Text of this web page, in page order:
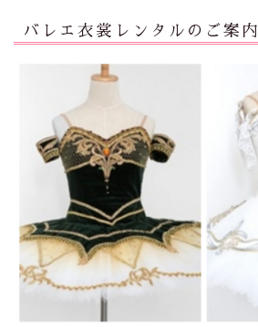
バレエ衣裳レンタルのご案内